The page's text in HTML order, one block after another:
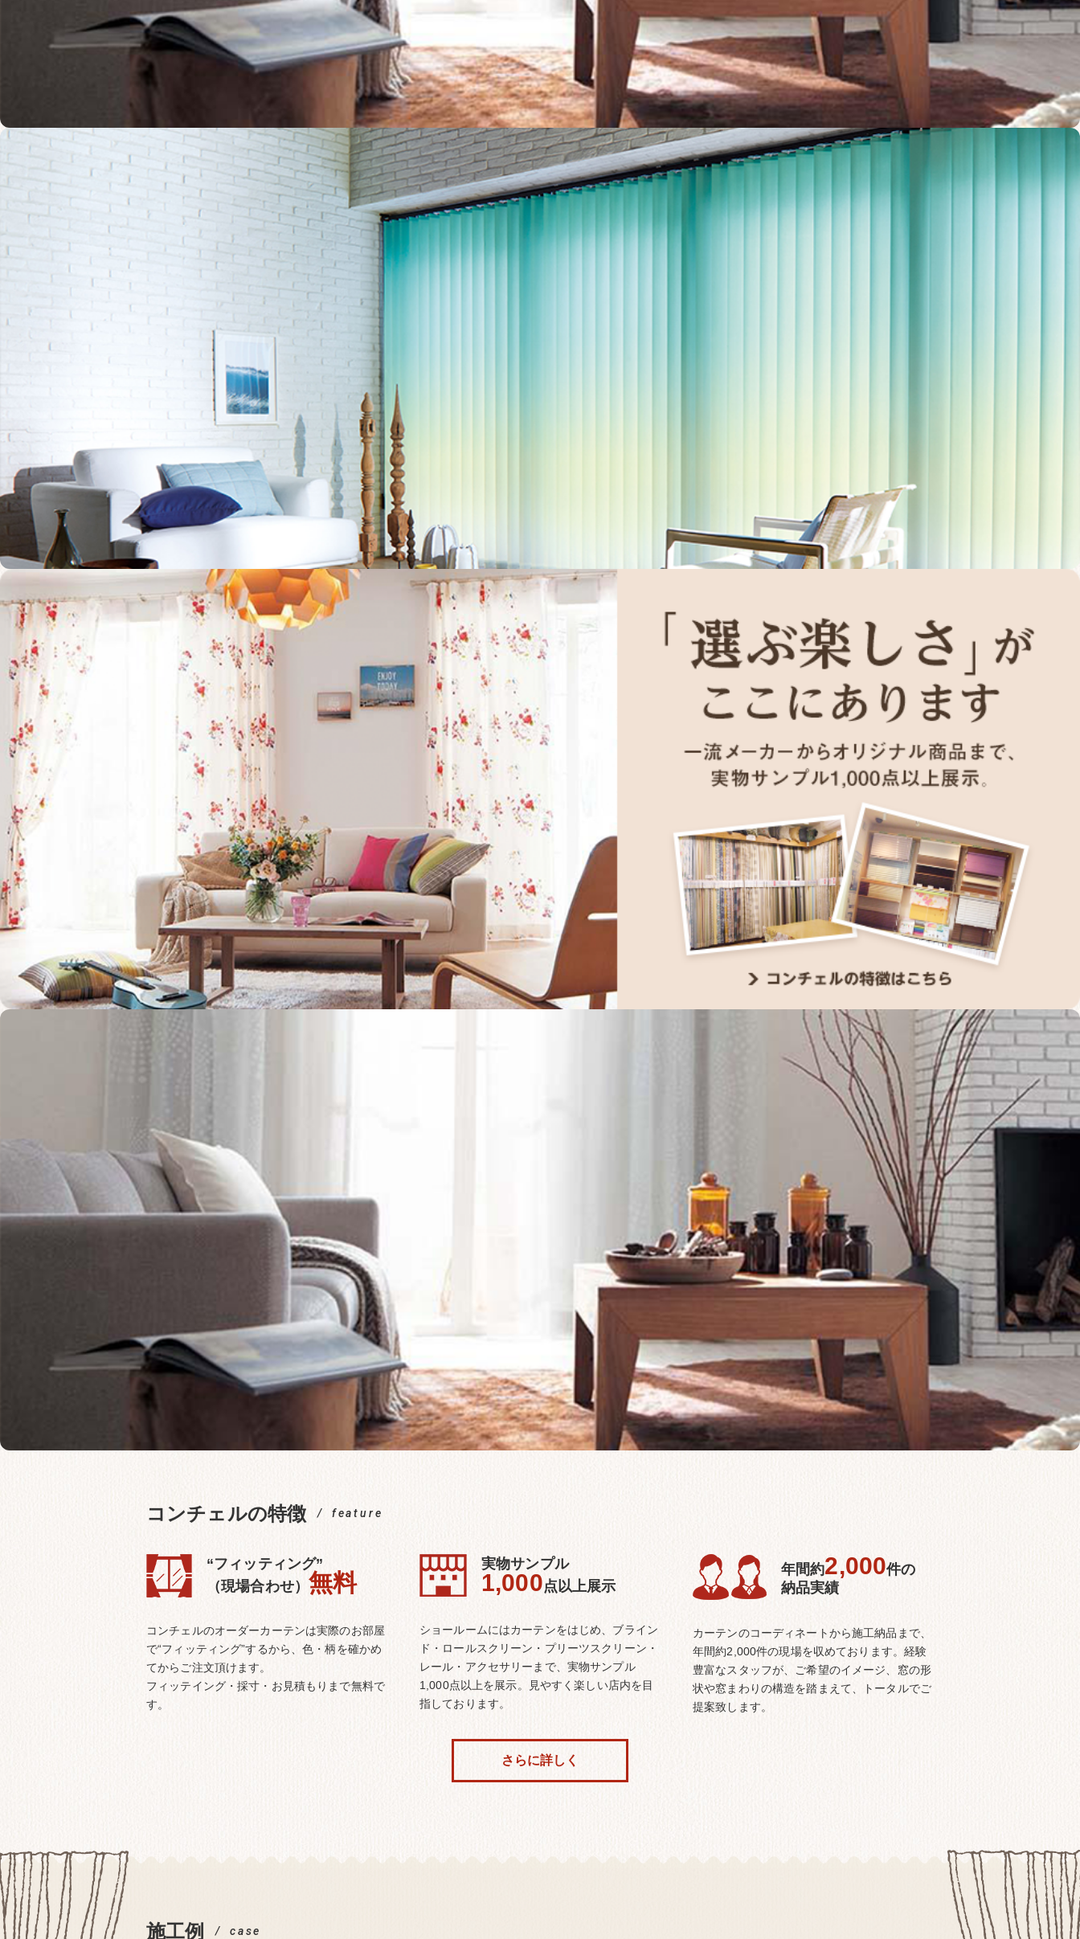
コンチェルの特徴 feature
“フィッティング”
（現場合わせ） 無料
コンチェルのオーダーカーテンは実際のお部屋
で“フィッティング”するから、色・柄を確かめ
てからご注文頂けます。
フィッテイング・採寸・お見積もりまで無料で
す。
実物サンプル
1,000点以上展示
ショールームにはカーテンをはじめ、ブライン
ド・ロールスクリーン・プリーツスクリーン・
レール・アクセサリーまで、実物サンプル
1,000点以上を展示。見やすく楽しい店内を目
指しております。
年間約2,000件の
納品実績
カーテンのコーディネートから施工納品まで、
年間約2,000件の現場を収めております。経験
豊富なスタッフが、ご希望のイメージ、窓の形
状や窓まわりの構造を踏まえて、トータルでご
提案致します。
さらに詳しく
施工例 case